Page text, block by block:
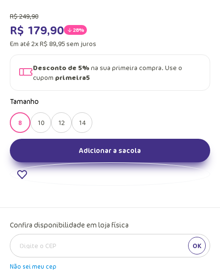
R$249,90
R$ 179,90 28%
Em até 2xR$ 89,95 sem juros
Desconto de 5%na sua primeira compra. Use o
cupom primeira5
Tamanho
8 10 12 14
Adicionar a sacola
Confira disponibilidade em loja física